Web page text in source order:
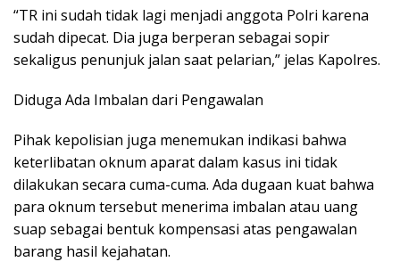
“TR ini sudah tidak lagi menjadi anggota Polri karena
sudah dipecat. Dia juga berperan sebagai sopir
sekaligus penunjuk jalan saat pelarian,” jelas Kapolres.
Diduga Ada Imbalan dari Pengawalan
Pihak kepolisian juga menemukan indikasi bahwa
keterlibatan oknum aparat dalam kasus ini tidak
dilakukan secara cuma-cuma. Ada dugaan kuat bahwa
para oknum tersebut menerima imbalan atau uang
suap sebagai bentuk kompensasi atas pengawalan
barang hasil kejahatan.